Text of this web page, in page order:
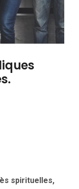
spirituelles,